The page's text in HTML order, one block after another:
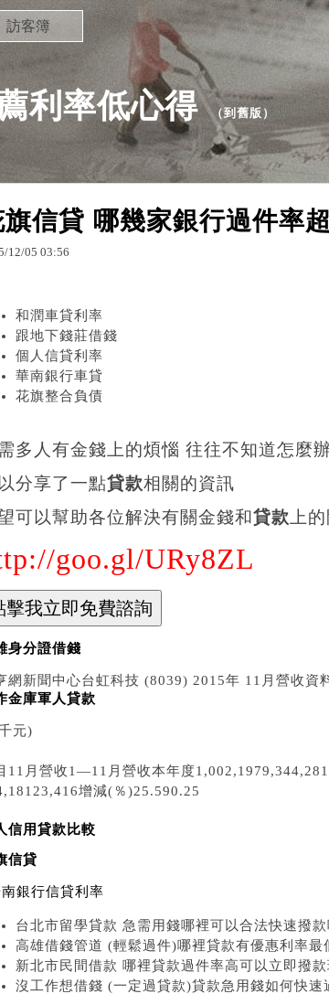
利率低心得 （到舊版 ）
訪客簿
旗信貸 哪幾家銀行過件率
/12/05 03:56
和潤車貸利率
跟地下錢莊借錢
個人信貸利率
華南銀行車貸
花旗整合負債
多人有金錢上的煩惱 往往不知道怎麼
分享了一點貸款相關的資訊
可以幫助各位解決有關金錢和貸款 上
goo.gl/URy8ZL
身分證借錢
網新聞中心台虹科技 (8039) 2015年 11月營收資
金庫軍人貸款
元)
11月營收1—11月營收本年度
增減(％)25.590.25
信用貸款比較
信貸
銀行信貸利率
台北市留學貸款 急需用錢哪裡可以合法快速撥
高雄借錢管道 (輕鬆過件)哪裡貸款有優惠利率最
新北市民間借款 哪裡貸款過件率高可以立即撥
沒工作想借錢 (一定過貸款)貸款急用錢如何快速